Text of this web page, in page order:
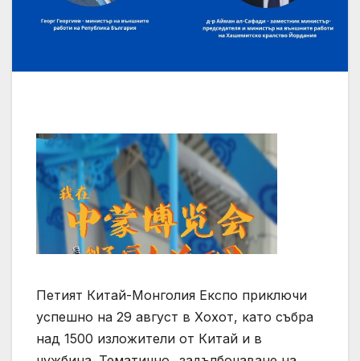
Петият Китай-Монголия Експо приключи
успешно на 29 август в Хохот, като събра
над 1500 изложители от Китай и в